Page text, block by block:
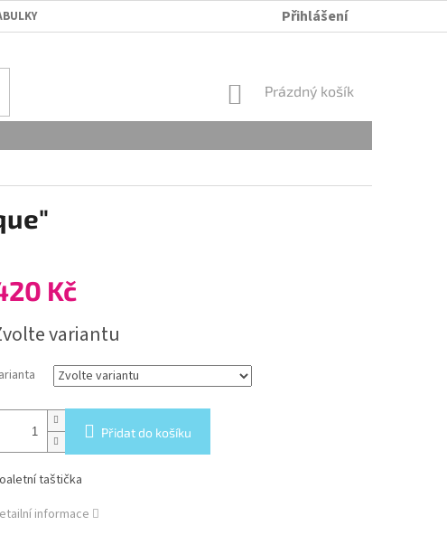
OBCHODNÍ PODMÍNKY
Přihlášení
NÁKUPNÍ
Prázdný košík
Kč
variantu
Přidat do košíku
taštička
informace